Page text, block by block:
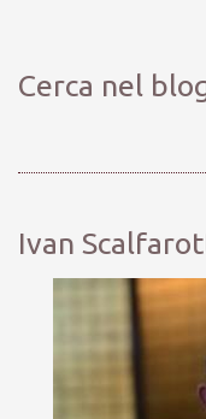
Cerca nel
Ivan